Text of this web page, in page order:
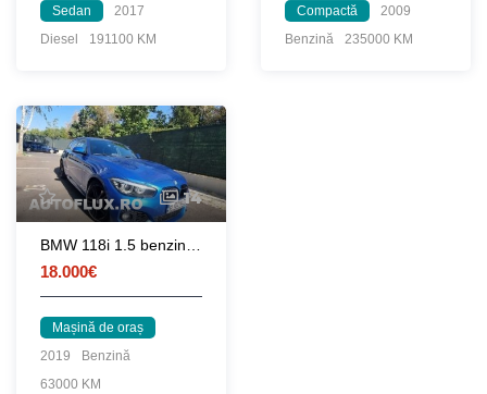
Sedan
2017
Diesel
191100 KM
Compactă
2009
Benzină
235000 KM
14
BMW 118i 1.5 benzina turbo, M pachet
18.000€
Mașină de oraș
2019
Benzină
63000 KM